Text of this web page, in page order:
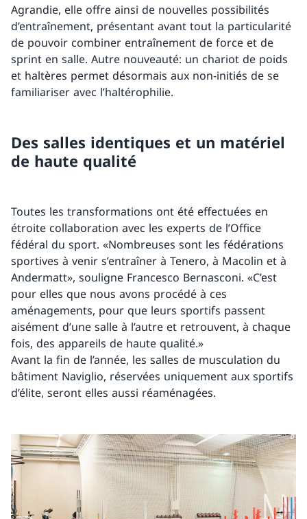
Agrandie, elle offre ainsi de nouvelles possibilités
d’entraînement, présentant avant tout la particularité
de pouvoir combiner entraînement de force et de
sprint en salle. Autre nouveauté: un chariot de poids
et haltères permet désormais aux non-initiés de se
familiariser avec l’haltérophilie.
Des salles identiques et un matériel
de haute qualité
Toutes les transformations ont été effectuées en
étroite collaboration avec les experts de l’Office
fédéral du sport. «Nombreuses sont les fédérations
sportives à venir s’entraîner à Tenero, à Macolin et à
Andermatt», souligne Francesco Bernasconi. «C’est
pour elles que nous avons procédé à ces
aménagements, pour que leurs sportifs passent
aisément d’une salle à l’autre et retrouvent, à chaque
fois, des appareils de haute qualité.»
Avant la fin de l’année, les salles de musculation du
bâtiment Naviglio, réservées uniquement aux sportifs
d’élite, seront elles aussi réaménagées.